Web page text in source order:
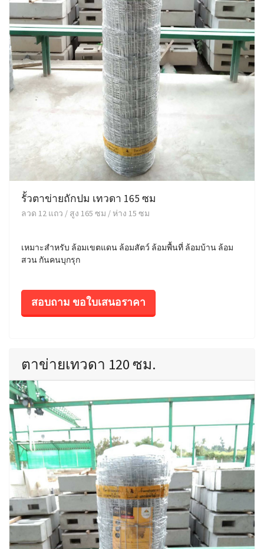
รั้วตาข่ายถักปม เทวดา 165 ซม
ลวด 12 แถว / สูง 165 ซม / ห่าง 15 ซม
เหมาะสำหรับ ล้อมเขตแดน ล้อมสัตว์ ล้อมพื้นที่ ล้อมบ้าน ล้อม
สวน กันคนบุกรุก
สอบถาม ขอใบเสนอราคา
ตาข่ายเทวดา 120 ซม.